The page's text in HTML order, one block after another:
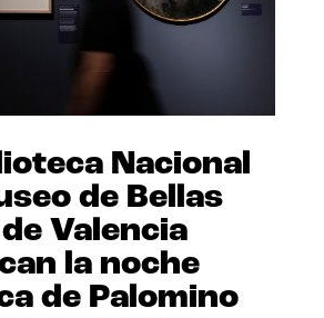
Nacional
de Bellas
Valencia
la noche
de Palomino